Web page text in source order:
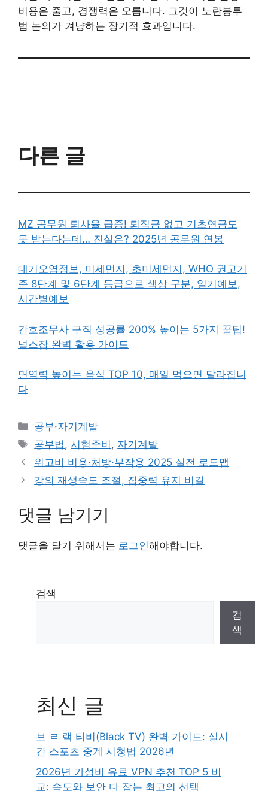
비용은 줄고, 경쟁력은 오릅니다. 그것이 노란봉투
법 논의가 겨냥하는 장기적 효과입니다.
다른 글
MZ 공무원 퇴사율 급증! 퇴직금 없고 기초연금도
못 받는다는데… 진실은? 2025년 공무원 연봉
대기오염정보, 미세먼지, 초미세먼지, WHO 권고기
준 8단계 및 6단계 등급으로 색상 구분, 일기예보,
시간별예보
간호조무사 구직 성공률 200% 높이는 5가지 꿀팁!
널스잡 완벽 활용 가이드
면역력 높이는 음식 TOP 10, 매일 먹으면 달라집니
다
카
테
리
공부·자기계발
태
그
공부법,시험준비 , 자기계발
위고비 비용·처방·부작용 2025 실전 로드맵
강의 재생속도 조절, 집중력 유지 비결
댓글 남기기
댓글을 달기 위해서는 로그인해야합니다.
검색
검
색
최신 글
브 ㄹ 랙 티비(Black TV) 완벽 가이드: 실시
간 스포츠 중계 시청법 2026년
2026년 가성비 유료 VPN 추천 TOP 5 비
교: 속도와 보안 다 잡는 최고의 선택